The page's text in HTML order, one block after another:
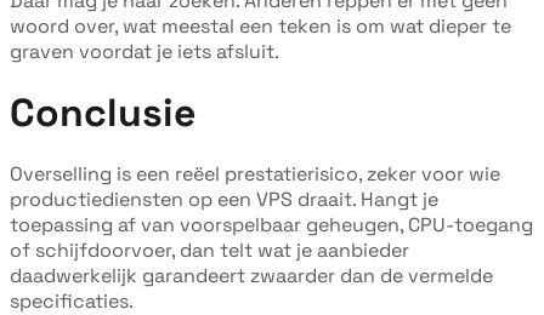
woord over, wat meestal een teken is om wat dieper te
graven voordat je iets afsluit.
Conclusie
Overselling is een reëel prestatierisico, zeker voor wie
productiediensten op een VPS draait. Hangt je
toepassing af van voorspelbaar geheugen, CPU-toegang
of schijfdoorvoer, dan telt wat je aanbieder
daadwerkelijk garandeert zwaarder dan de vermelde
specificaties.